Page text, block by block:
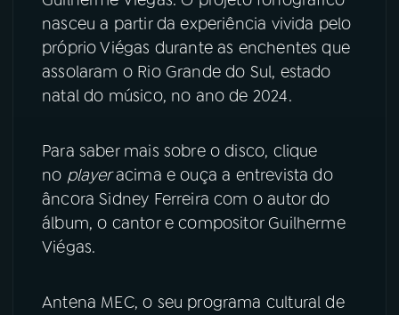
08 PRÊMIO RÁDIO MEC
ACOMPANHE A RÁDIO MEC
Instagram X
TikTok
nasceu a partir da experiência vivida pelo
próprio Viégas durante as enchentes que
assolaram o Rio Grande do Sul, estado
natal do músico, no ano de 2024.
Para saber mais sobre o disco, clique
no playeracima e ouça a entrevista do
âncora Sidney Ferreira com o autor do
álbum, o cantor e compositor Guilherme
Viégas.
Antena MEC, o seu programa cultural de